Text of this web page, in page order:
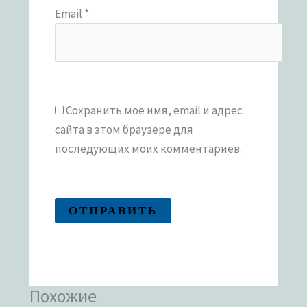
Email *
Сохранить моё имя, email и адрес
сайта в этом браузере для
последующих моих комментариев.
Похожие